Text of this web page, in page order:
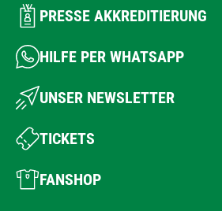
PRESSE AKKREDITIERUNG
HILFE PER WHATSAPP
UNSER NEWSLETTER
TICKETS
FANSHOP